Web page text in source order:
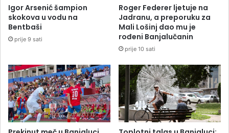
Igor Arsenić šampion
skokova u vodu na
Bentbaši
prije 9 sati
Roger Federer ljetuje na
Jadranu, a preporuku za
Mali Lošinj dao mu je
rođeni Banjalučanin
prije 10 sati